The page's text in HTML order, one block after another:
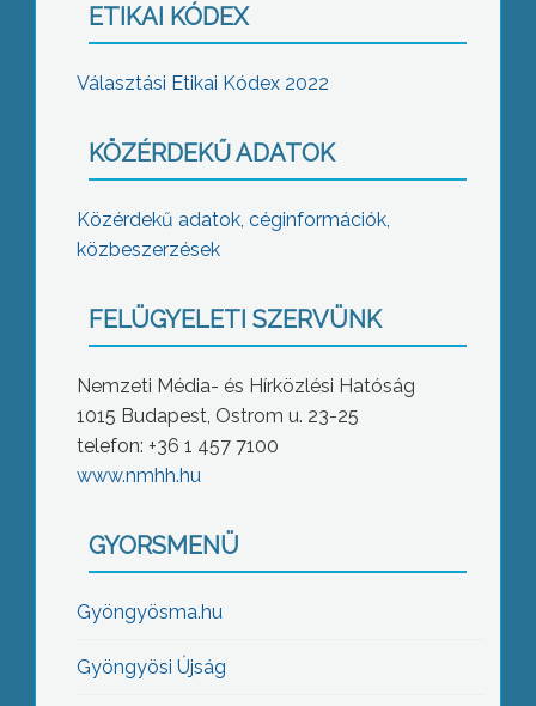
ETIKAI KÓDEX
Választási Etikai Kódex 2022
KÖZÉRDEKŰ ADATOK
Közérdekű adatok, céginformációk,
közbeszerzések
FELÜGYELETI SZERVÜNK
Nemzeti Média- és Hírközlési Hatóság
1015 Budapest, Ostrom u. 23-25
telefon: +36 1 457 7100
www.nmhh.hu
GYORSMENÜ
Gyöngyösma.hu
Gyöngyösi Újság